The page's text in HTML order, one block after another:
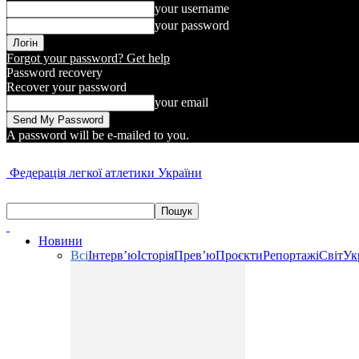
your username
your password
Forgot your password? Get help
Password recovery
Recover your password
your email
A password will be e-mailed to you.
Федерація легкої атлетики України
Новини
ВсіІнтерв’юІсторіяПрев’юПроєктиРепортажіСвіт